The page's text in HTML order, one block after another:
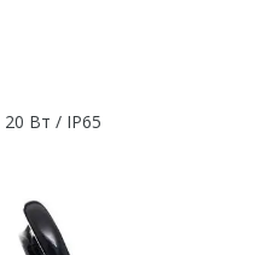
20 Вт / IP65